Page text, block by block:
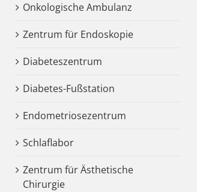
Onkologische Ambulanz
Zentrum für Endoskopie
Diabeteszentrum
Diabetes-Fußstation
Endometriosezentrum
Schlaflabor
Zentrum für Ästhetische
Chirurgie